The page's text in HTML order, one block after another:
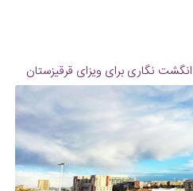
نگاری برای ویزای قرقیزستان